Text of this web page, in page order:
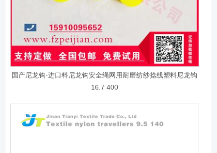
国产尼龙钩-进口料尼龙钩安全绳网用耐磨纺纱捻线塑料尼龙钩
16.7 400